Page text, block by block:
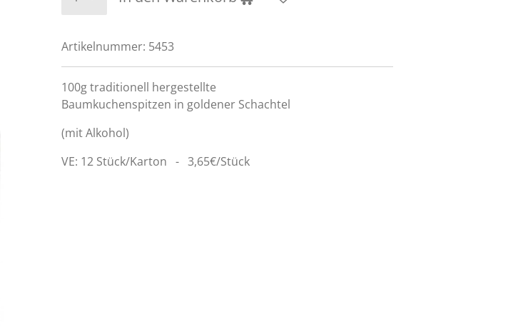
Artikelnummer: 5453
100g traditionell hergestellte
Baumkuchenspitzen in goldener Schachtel
(mit Alkohol)
VE: 12 Stück/Karton - 3,65€/Stück